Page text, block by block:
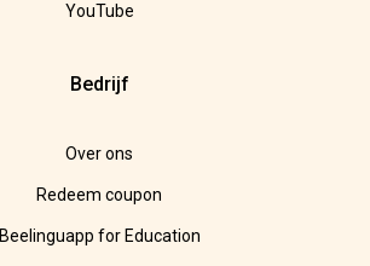
YouTube
Bedrijf
Over ons
Redeem coupon
Beelinguapp for Education